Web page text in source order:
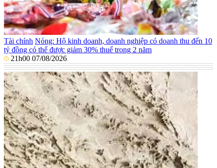
Tài chính Nóng: Hộ kinh doanh, doanh nghiệp có doanh thu đến 10
tỷ đồng có thể được giảm 30% thuế trong 2 năm
21h00 07/08/2026